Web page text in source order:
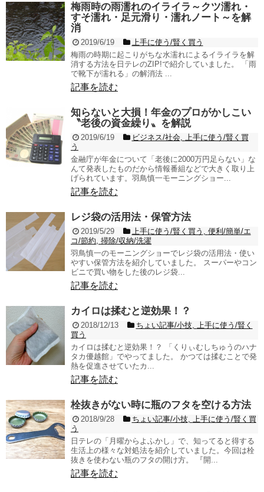
梅雨時の雨濡れのイライラ～クツ濡れ・
すそ濡れ・足元滑り・濡れノート～を解
消
2019/6/19
上手に使う/賢く買う
梅雨の時期に起こりがちな水濡れによるイライラを解
消する方法を日テレのZIP!で紹介していました。 「雨
で靴下が濡れる」の解消法 ...
記事を読む
知らないと大損！年金のプロがかしこい
〝老後の資金繰り〟を解説
2019/6/19 ビジネス/社会
上手に使う/賢く買
う
金融庁が年金について「老後に2000万円足らない」な
んて発表したものだから情報番組などで大きく取り上
げられています。羽鳥慎一モーニングショー...
記事を読む
レジ袋の活用法・保管方法
2019/5/29 上手に使う/賢く買う
便利/簡単/エ
コ/節約 掃除/収納/洗濯
羽鳥慎一のモーニングショーでレジ袋の活用法・使い
やすい保管方法を紹介していました。 スーパーやコン
ビニで買い物をした後のレジ袋...
記事を読む
カイロは揉むと逆効果！？
2018/12/13 ちょい記事/小技,
上手に使う/賢く
買う
カイロは揉むと逆効果！？ 「くりぃむしちゅうのハナ
タカ優越館」でやってました。 かつては揉むことで発
熱を促進させていたカ...
記事を読む
栓抜きがない時に瓶のフタを空ける方法
2018/9/28 ちょい記事/小技,
上手に使う/賢く買
う
日テレの「月曜からよふかし」で、知ってると得する
生活上の様々な対処法を紹介していました。今回は栓
抜きを使わない瓶のフタの開け方。 『開...
記事を読む